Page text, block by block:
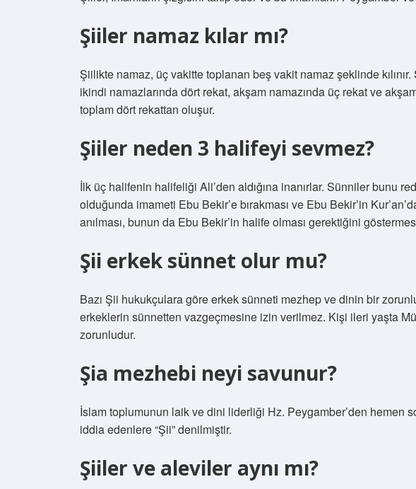
Şiiler namaz kılar mı?
Şiilikte namaz, üç vakitte toplanan beş vakit namaz şeklinde
ikindi namazlarında dört rekat, akşam namazında üç rekat ve
toplam dört rekattan oluşur.
Şiiler neden 3 halifeyi sevmez?
İlk üç halifenin halifeliği Ali’den aldığına inanırlar. Sünniler bunu
olduğunda imameti Ebu Bekir’e bırakması ve Ebu Bekir’in
anılması, bunun da Ebu Bekir’in halife olması gerektiğini
Şii erkek sünnet olur mu?
Bazı Şii hukukçulara göre erkek sünneti mezhep ve dinin bir
erkeklerin sünnetten vazgeçmesine izin verilmez. Kişi ileri yaşta
zorunludur.
Şia mezhebi neyi savunur?
İslam toplumunun laik ve dini liderliği Hz. Peygamber’den hemen
iddia edenlere “Şii” denilmiştir.
Şiiler ve aleviler aynı mı?